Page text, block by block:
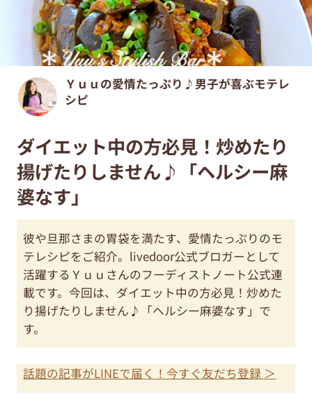
Ｙｕｕの愛情たっぷり♪男子が喜ぶモテレ
シピ
ダイエット中の方必見！炒めたり
揚げたりしません♪「ヘルシー麻
婆なす」
彼や旦那さまの胃袋を満たす、愛情たっぷりのモ
テレシピをご紹介。livedoor公式ブロガーとして
活躍するＹｕｕさんのフーディストノート公式連
載です。今回は、ダイエット中の方必見！炒めた
り揚げたりしません♪「ヘルシー麻婆なす」で
す。
話題の記事がLINEで届く！今すぐ友だち登録 ＞